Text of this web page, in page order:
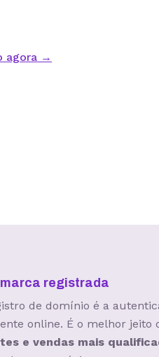
agora →
registrada
de domínio é a
online. É o melhor jeito
e vendas mais